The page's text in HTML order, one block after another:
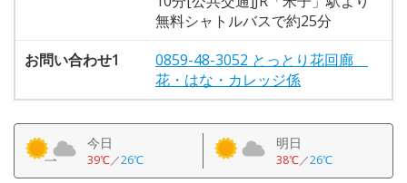
無料シャトルバスで約25分
お問い合わせ1
0859-48-3052 とっとり花回廊
花・はな・カレッジ係
今日
39℃／26℃
明日
38℃／26℃